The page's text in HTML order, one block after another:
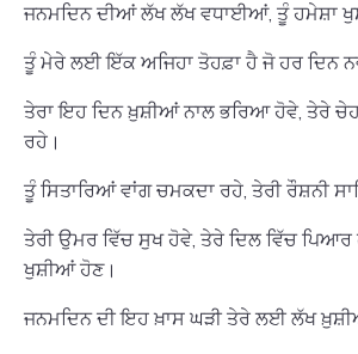
ਜਨਮਦਿਨ ਦੀਆਂ ਲੱਖ ਲੱਖ ਵਧਾਈਆਂ, ਤੂੰ ਹਮੇਸ਼ਾ
ਤੂੰ ਮੇਰੇ ਲਈ ਇੱਕ ਅਜਿਹਾ ਤੋਹਫ਼ਾ ਹੈ ਜੋ ਹਰ ਦਿਨ
ਤੇਰਾ ਇਹ ਦਿਨ ਖ਼ੁਸ਼ੀਆਂ ਨਾਲ ਭਰਿਆ ਹੋਵੇ, ਤੇਰੇ
ਰਹੇ।
ਤੂੰ ਸਿਤਾਰਿਆਂ ਵਾਂਗ ਚਮਕਦਾ ਰਹੇ, ਤੇਰੀ ਰੌਸ਼ਨੀ
ਤੇਰੀ ਉਮਰ ਵਿੱਚ ਸੁਖ ਹੋਵੇ, ਤੇਰੇ ਦਿਲ ਵਿੱਚ
ਖੁਸ਼ੀਆਂ ਹੋਣ।
ਜਨਮਦਿਨ ਦੀ ਇਹ ਖ਼ਾਸ ਘੜੀ ਤੇਰੇ ਲਈ ਲੱਖ